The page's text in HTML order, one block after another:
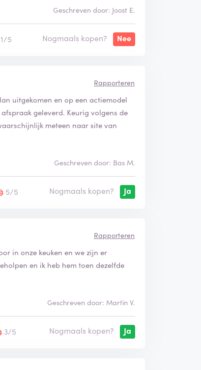
Geschreven door: Joost E.
5 Nogmaals kopen? Nee
Rapporteren
uitgekomen en op een actiemodel
geleverd. Keurig volgens de
meteen naar site van
Geschreven door: Bas M.
5/5 Nogmaals kopen? Ja
Rapporteren
in onze keuken en we zijn er
en ik heb hem toen dezelfde
Geschreven door: Martin V.
3/5 Nogmaals kopen? Ja